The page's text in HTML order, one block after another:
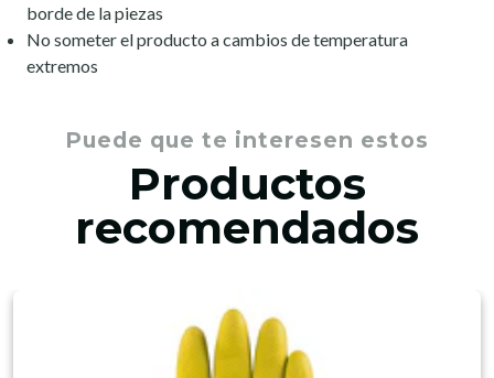
borde de la piezas
No someter el producto a cambios de temperatura
extremos
Puede que te interesen estos
Productos
recomendados